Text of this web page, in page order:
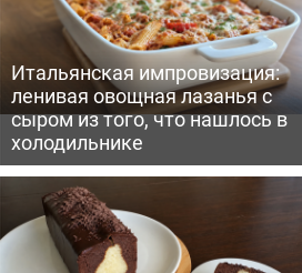
Итальянская импровизация:
ленивая овощная лазанья с
сыром из того, что нашлось в
холодильнике